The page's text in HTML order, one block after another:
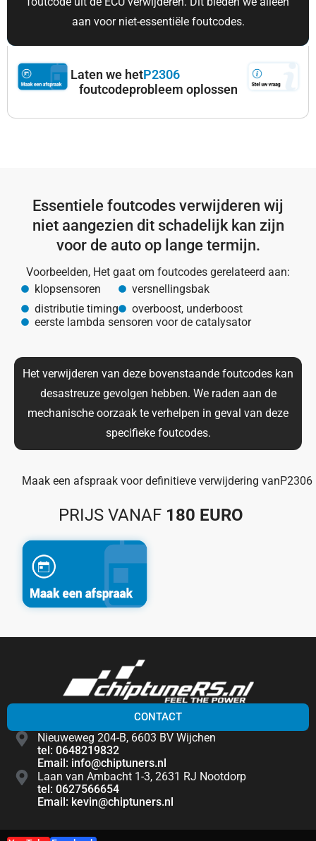
aan voor niet-essentiële foutcodes.
Laten we hetP2306
foutcodeprobleem oplossen
Essentiele foutcodes verwijderen wij
niet aangezien dit schadelijk kan zijn
voor de auto op lange termijn.
Voorbeelden, Het gaat om foutcodes gerelateerd aan:
klopsensoren
distributie timing
versnellingsbak
overboost, underboost
eerste lambda sensoren voor de catalysator
Het verwijderen van deze bovenstaande foutcodes kan
desastreuze gevolgen hebben. We raden aan de
mechanische oorzaak te verhelpen in geval van deze
specifieke foutcodes.
Maak een afspraak voor definitieve verwijdering vanP2306
PRIJS VANAF 180 EURO
CONTACT
Nieuweweg 204-B, 6603 BV Wijchen
tel: 0648219832
Email: info@chiptuners.nl
Laan van Ambacht 1-3, 2631 RJ Nootdorp
tel: 0627566654
Email: kevin@chiptuners.nl